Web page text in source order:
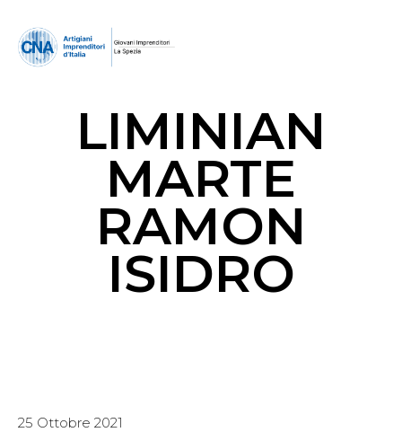
LIMINIAN
MARTE
RAMON
ISIDRO
25 Ottobre 2021